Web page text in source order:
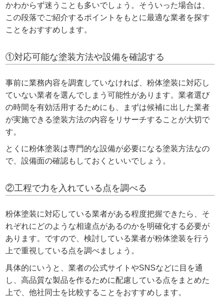
かわからず迷うことも多いでしょう。そういった場合は、
この段落でご紹介するポイントをもとに最適な業者を探す
ことをおすすめします。
①対応可能な塗装方法や設備を確認する
事前に業務内容を調査していなければ、粉体塗装に対応し
ていない業者を選んでしまう可能性があります。業者選び
の時間を有効活用するためにも、まずは候補に出した業者
が実施できる塗装方法の内容をリサーチすることが大切で
す。
とくに粉体塗装は専門的な設備が必要になる塗装方法なの
で、設備面の確認もしておくといいでしょう。
②工程で力を入れている点を調べる
粉体塗装に対応している業者がある程度把握できたら、そ
れぞれにどのような相違点があるのかを明確化する必要が
あります。ですので、検討している業者が粉体塗装を行う
上で重視している点を調べましょう。
具体的にいうと、業者の公式サイトやSNSなどに目を通
し、高品質な製品を作るために配慮している点をまとめた
上で、他社同士を比較することをおすすめします。